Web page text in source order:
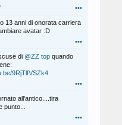
•••
13 anni di onorata carriera
avatar :D
•••
di @ZZ top quando
9RjTlfVSZk4
•••
all'antico....tira
punto...
•••